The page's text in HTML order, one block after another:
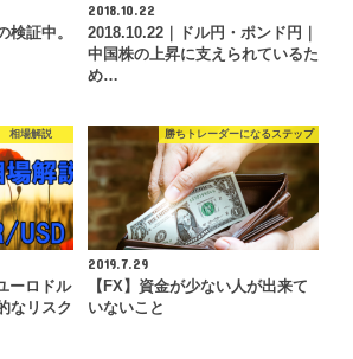
検証中。
2018.10.22
2018.10.22｜ドル円・ポンド円｜
中国株の上昇に支えられているた
め…
相場解説
ーロドル
なリスク
勝ちトレーダーになるステップ
2019.7.29
【FX】資金が少ない人が出来て
いないこと